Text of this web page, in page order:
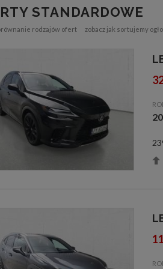
STANDARDOWE
rodzajów ofert zobacz jak sortujemy